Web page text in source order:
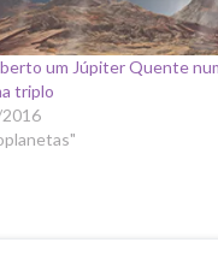
um Júpiter Quente
triplo